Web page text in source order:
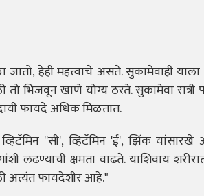
हेही महत्त्वाचे असते. सुकामेवाही याला
तो भिजवून खाणे योग्य ठरते. सुकामेवा रात्री
फायदे अधिक मिळतात.
''सी', व्हिटॅमिन 'ई', झिंक
लढण्याची क्षमता वाढते. याशिवाय
अत्यंत फायदेशीर आहे."